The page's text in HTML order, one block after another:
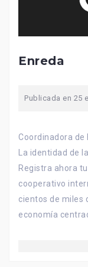
Enreda
Publicada en 25
Coordinadora de
La identidad de
Registra ahora
cooperativo
cientos de miles
economía